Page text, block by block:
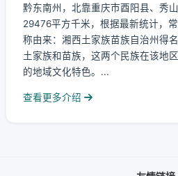
黔东南州，北靠重庆市酉阳县、秀
29476平方千米，根据最新统计，
称由来：湘西土家族苗族自治州
土家族和苗族，这两个民族在该地
的地域文化特色。...
查看更多介绍